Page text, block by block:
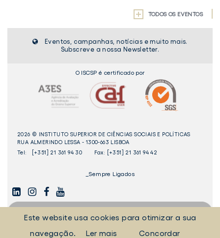
TODOS OS EVENTOS
Eventos, campanhas, notícias e muito mais.
Subscreve a nossa Newsletter.
O ISCSP é certificado por
2026 © INSTITUTO SUPERIOR DE CIÊNCIAS SOCIAIS E POLÍTICAS
RUA ALMERINDO LESSA - 1300-663 LISBOA
Tel:
[+351] 21 361 94 30 Fax: [+351] 21 361 94 42
_Sempre Ligados
LINKEDININSTAGAMFACEBOOK
YOUTUBE
Este website usa cookies para otimizar a sua
navegação.
Ler mais Concordar